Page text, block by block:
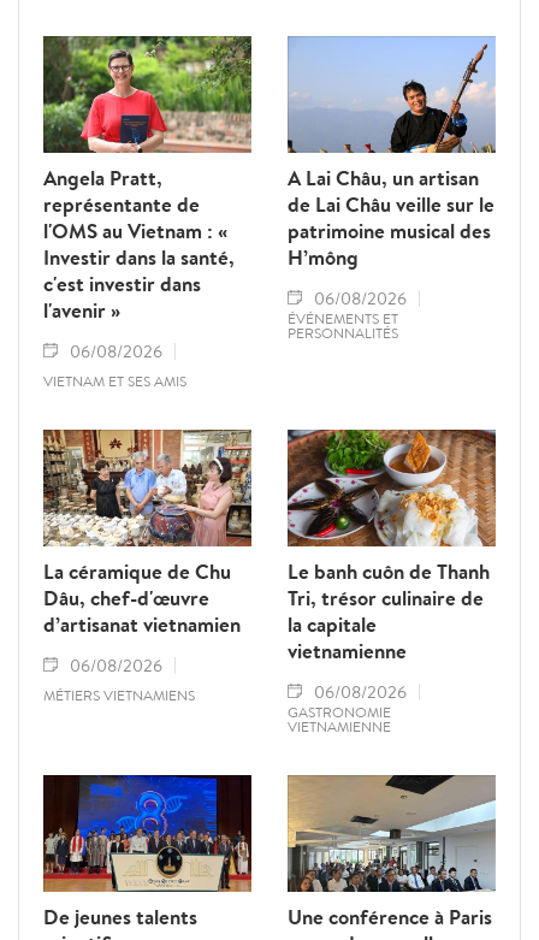
Angela Pratt,
représentante de
l'OMS au Vietnam : «
Investir dans la santé,
c'est investir dans
l'avenir »
06/08/2026
VIETNAM ET SES AMIS
A Lai Châu, un artisan
de Lai Châu veille sur le
patrimoine musical des
H’mông
06/08/2026
ÉVÉNEMENTS ET
PERSONNALITÉS
La céramique de Chu
Dâu, chef-d'œuvre
d’artisanat vietnamien
06/08/2026
MÉTIERS VIETNAMIENS
Le banh cuôn de Thanh
Tri, trésor culinaire de
la capitale
vietnamienne
06/08/2026
GASTRONOMIE
VIETNAMIENNE
De jeunes talents
Une conférence à Paris